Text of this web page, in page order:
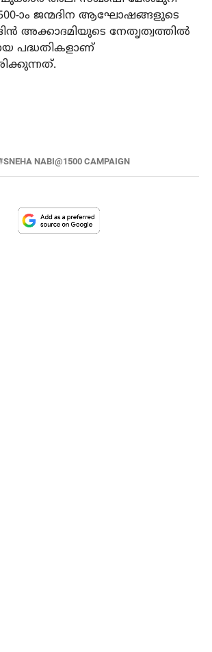
ാം ജന്മദിന ആഘോഷങ്ങളുടെ
അക്കാദമിയുടെ നേതൃത്വത്തില്‍
പദ്ധതികളാണ്
SNEHA NABI@1500 CAMPAIGN